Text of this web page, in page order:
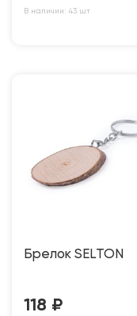
В наличии: 43 шт
Брелок SELTON
118 ₽